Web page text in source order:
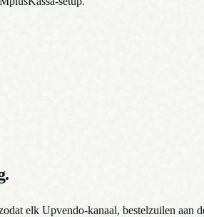
elk Upvendo-kanaal, bestelzuilen